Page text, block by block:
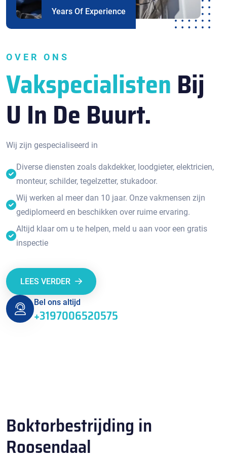
Years Of Experience
OVER ONS
Vakspecialisten Bij
U In De Buurt.
Wij zijn gespecialiseerd in
Diverse diensten zoals dakdekker, loodgieter, elektricien,
monteur, schilder, tegelzetter, stukadoor.
Wij werken al meer dan 10 jaar. Onze vakmensen zijn
gediplomeerd en beschikken over ruime ervaring.
Altijd klaar om u te helpen, meld u aan voor een gratis
inspectie
LEES VERDER
Bel ons altijd
+3197006520575
Boktorbestrijding in
Roosendaal